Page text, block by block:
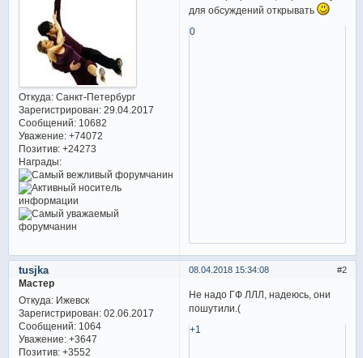
Откуда:Санкт-Петербург
Зарегистрирован: 29.04.2017
Сообщений:10682
Уважение: +74072
Позитив: +24273
Награды:
для обсуждений открывать
0
2
08.04.2018 15:34:08
tusjka
Мастер
Откуда:Ижевск
Зарегистрирован: 02.06.2017
Сообщений:1064
Уважение: +3647
Позитив: +3552
Не надо ГФ ЛЛЛ, надеюсь, они
пошутили.(
+1